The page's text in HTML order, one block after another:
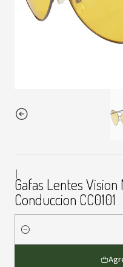
|
Gafas Lentes
Conduccion CC0101
Cantidad